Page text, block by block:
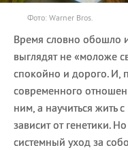
Фото: Warner Bros.
Время словно обошло
выглядят не «моложе
спокойно и дорого. И,
современного
ним, а научиться жить
зависит от генетики.
системный уход за